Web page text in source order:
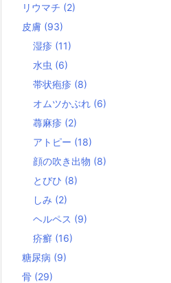
リウマチ (2)
皮膚 (93)
湿疹 (11)
水虫 (6)
帯状疱疹 (8)
オムツかぶれ (6)
蕁麻疹 (2)
アトピー (18)
顔の吹き出物 (8)
とびひ (8)
しみ (2)
ヘルペス (9)
疥癬 (16)
糖尿病 (9)
骨 (29)